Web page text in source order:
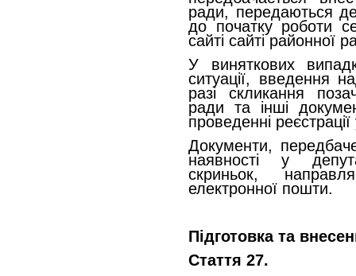
ради, передаються
до початку роботи
сайті сайті районної
У виняткових
ситуації, введення
разі скликання
ради та інші
проведенні
Документи,
наявності у
скриньок,
електронної пошти.
Підготовка та
Стаття 27.